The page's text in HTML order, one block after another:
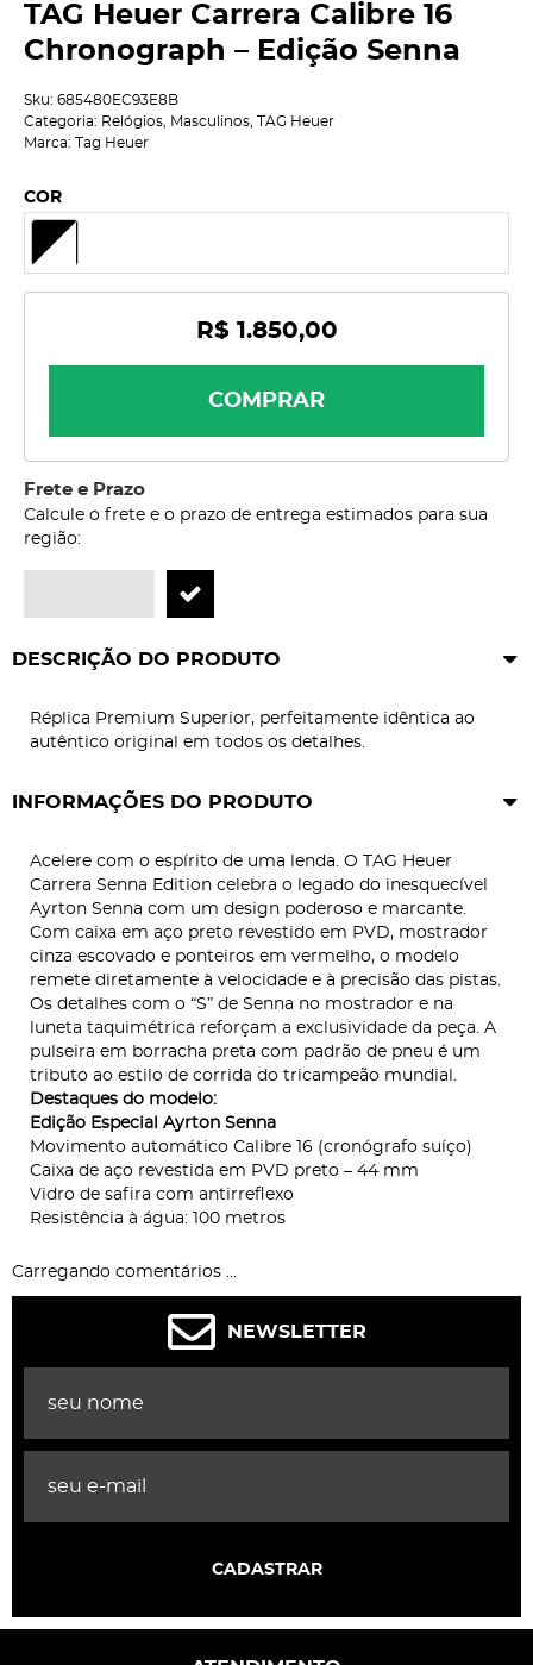
TAG Heuer Carrera Calibre 16
Chronograph – Edição Senna
Sku: 685480EC93E8B
Categoria: Relógios Masculinos TAG Heuer
Marca: Tag Heuer
COR
R$ 1.850,00
COMPRAR
Frete e Prazo
Calcule o frete e o prazo de entrega estimados para sua
região:
DESCRIÇÃO DO PRODUTO
Réplica Premium Superior, perfeitamente idêntica ao
autêntico original em todos os detalhes.
INFORMAÇÕES DO PRODUTO
Acelere com o espírito de uma lenda. O TAG Heuer
Carrera Senna Edition celebra o legado do inesquecível
Ayrton Senna com um design poderoso e marcante.
Com caixa em aço preto revestido em PVD, mostrador
cinza escovado e ponteiros em vermelho, o modelo
remete diretamente à velocidade e à precisão das pistas.
Os detalhes com o “S” de Senna no mostrador e na
luneta taquimétrica reforçam a exclusividade da peça. A
pulseira em borracha preta com padrão de pneu é um
tributo ao estilo de corrida do tricampeão mundial.
Destaques do modelo:
Edição Especial Ayrton Senna
Movimento automático Calibre 16 (cronógrafo suíço)
Caixa de aço revestida em PVD preto – 44 mm
Vidro de safira com antirreflexo
Resistência à água: 100 metros
Carregando comentários ...
NEWSLETTER
CADASTRAR